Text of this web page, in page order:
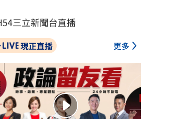
三立新聞台直播
現正直播 更多